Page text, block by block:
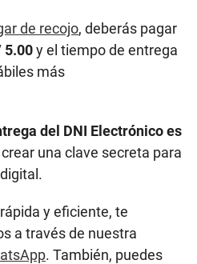
de recojo, deberás pagar
5.00y el tiempo de entrega
más
del DNI Electrónico es
una clave secreta para
y eficiente, te
a través de nuestra
. También, puedes